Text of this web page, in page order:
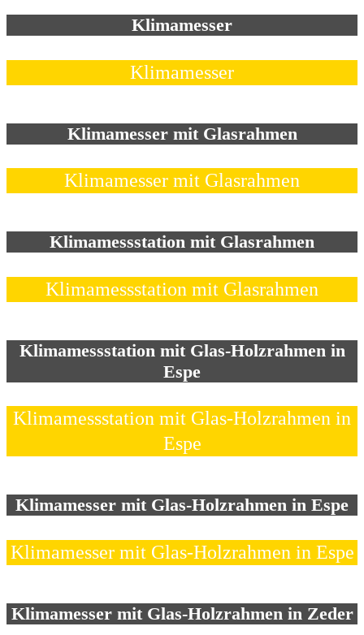
Klimamesser
Klimamesser
Klimamesser mit Glasrahmen
Klimamesser mit Glasrahmen
Klimamessstation mit Glasrahmen
Klimamessstation mit Glasrahmen
Klimamessstation mit Glas-Holzrahmen in
Espe
Klimamessstation mit Glas-Holzrahmen in
Espe
Klimamesser mit Glas-Holzrahmen in Espe
Klimamesser mit Glas-Holzrahmen in Espe
Klimamesser mit Glas-Holzrahmen in Zeder